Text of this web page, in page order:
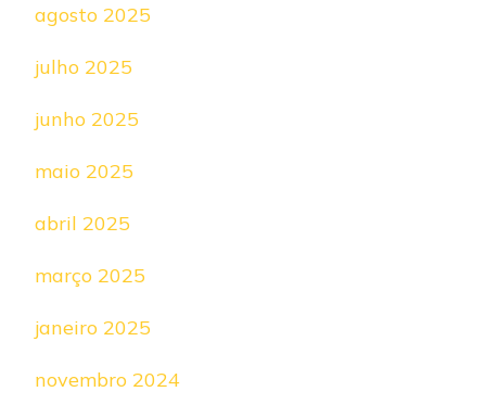
agosto 2025
julho 2025
junho 2025
maio 2025
abril 2025
março 2025
janeiro 2025
novembro 2024